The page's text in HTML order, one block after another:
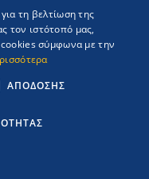
Ελλάδα
©
GREEK
τη βελτίωση της
τον ιστότοπό μας,
cookies σύμφωνα με την
ΑΠΌΔΟΣΗΣ